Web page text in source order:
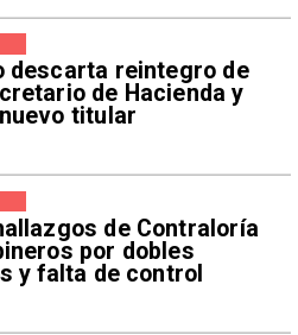
descarta reintegro de
de Hacienda y
titular
de Contraloría
por dobles
y falta de control